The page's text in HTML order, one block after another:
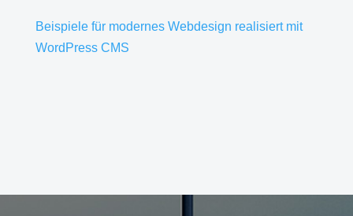
Beispiele für modernes Webdesign realisiert mit
WordPress CMS